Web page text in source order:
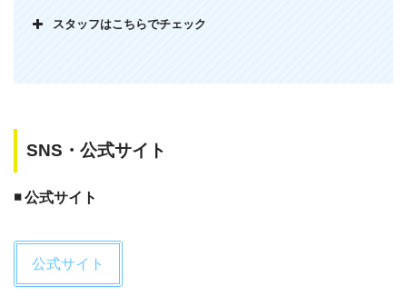
スタッフはこちらでチェック
SNS・公式サイト
◾️ 公式サイト
公式サイト